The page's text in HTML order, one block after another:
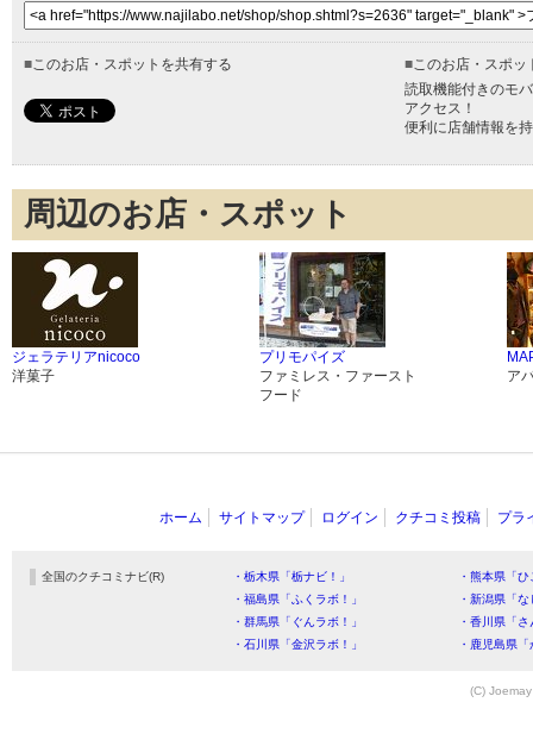
■このお店・スポットを共有する ■このお店・スポッ
読取機能付きのモ
アクセス！
便利に店舗情報を
周辺のお店・スポット
ジェラテリアnicoco
洋菓子
プリモパイズ
ファミレス・ファースト
フード
ア
ホーム サイトマップ ログイン クチコミ投稿 プラ
全国のクチコミナビ(R) ・栃木県「栃ナビ！」
・熊本県「
・福島県「ふくラボ！」
・新潟県「
・群馬県「ぐんラボ！」
・香川県「
・石川県「金沢ラボ！」
・鹿児島県
(C)